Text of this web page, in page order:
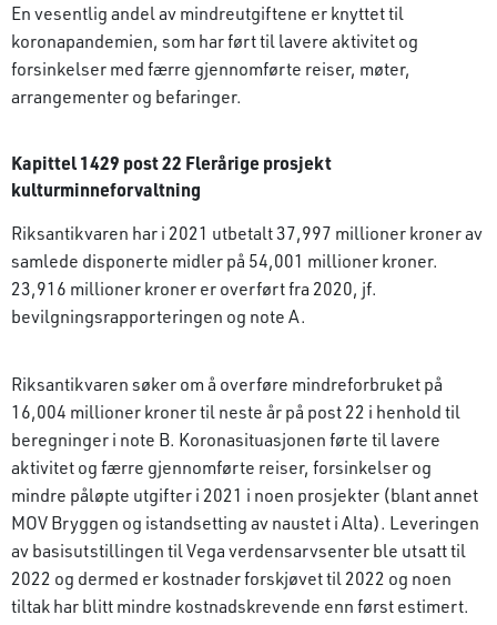
En vesentlig andel av mindreutgiftene er knyttet til
koronapandemien, som har ført til lavere aktivitet og
forsinkelser med færre gjennomførte reiser, møter,
arrangementer og befaringer.
Kapittel 1429 post 22 Flerårige prosjekt
kulturminneforvaltning
Riksantikvaren har i 2021 utbetalt 37,997 millioner kroner av
samlede disponerte midler på 54,001 millioner kroner.
23,916 millioner kroner er overført fra 2020, jf.
bevilgningsrapporteringen og note A.
Riksantikvaren søker om å overføre mindre­forbruket på
16,004 millioner kroner til neste år på post 22 i henhold til
beregninger i note B. Koronasituasjonen førte til lavere
aktivitet og færre gjennomførte reiser, forsinkelser og
mindre påløpte utgifter i 2021 i noen prosjekter (blant annet
MOV Bryggen og istandsetting av naustet i Alta). Leveringen
av basisutstillingen til Vega verdensarvsenter ble utsatt til
2022 og dermed er kostnader forskjøvet til 2022 og noen
tiltak har blitt mindre kostnadskrevende enn først estimert.